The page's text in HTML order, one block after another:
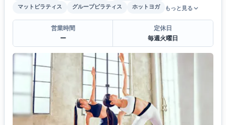
マットピラティス
グループピラティス ホットヨガ もっと見る
営業時間
ー
定休日
毎週火曜日